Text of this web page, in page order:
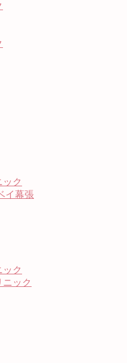
ク
イ幕張
ク
ック